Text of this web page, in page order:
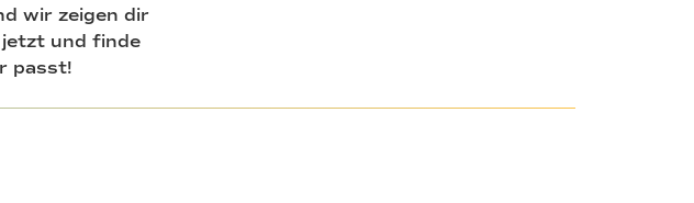
wir zeigen dir
jetzt und finde
passt!